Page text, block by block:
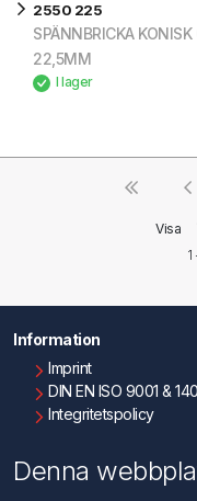
2550 225
SPÄNNBRICKA KONISK
22,5MM
I lager
Visa
1
Information
Imprint
DIN EN ISO 9001 &
Integritetspolicy
Kontakta oss
Denna